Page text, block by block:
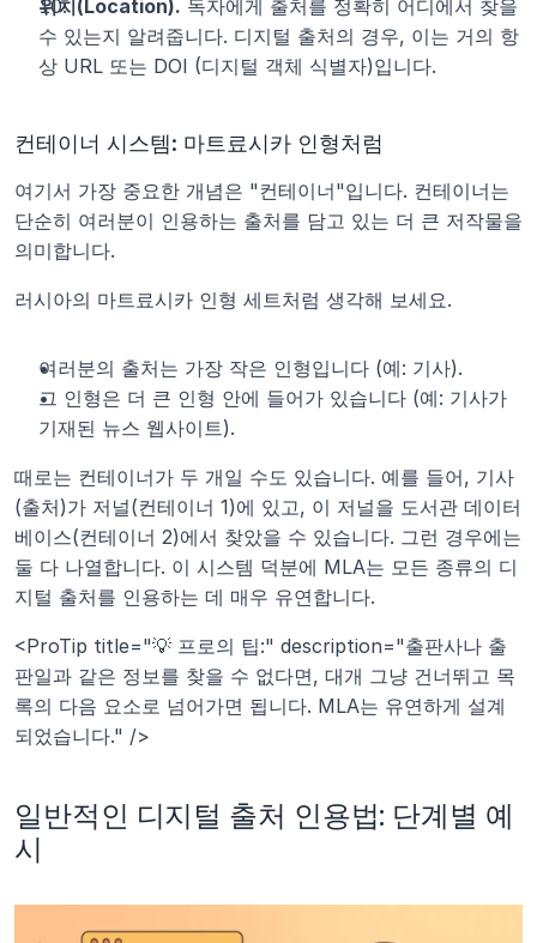
위치(Location). 독자에게 출처를 정확히 어디에서 찾을
수 있는지 알려줍니다. 디지털 출처의 경우, 이는 거의 항
상 URL 또는 DOI (디지털 객체 식별자)입니다.
컨테이너 시스템: 마트료시카 인형처럼
여기서 가장 중요한 개념은 "컨테이너"입니다. 컨테이너는
단순히 여러분이 인용하는 출처를 담고 있는 더 큰 저작물을
의미합니다.
러시아의 마트료시카 인형 세트처럼 생각해 보세요.
여러분의 출처는 가장 작은 인형입니다 (예: 기사).
그 인형은 더 큰 인형 안에 들어가 있습니다 (예: 기사가
기재된 뉴스 웹사이트).
때로는 컨테이너가 두 개일 수도 있습니다. 예를 들어, 기사
(출처)가 저널(컨테이너 1)에 있고, 이 저널을 도서관 데이터
베이스(컨테이너 2)에서 찾았을 수 있습니다. 그런 경우에는
둘 다 나열합니다. 이 시스템 덕분에 MLA는 모든 종류의 디
지털 출처를 인용하는 데 매우 유연합니다.
<ProTip title="💡 프로의 팁:" description="출판사나 출
판일과 같은 정보를 찾을 수 없다면, 대개 그냥 건너뛰고 목
록의 다음 요소로 넘어가면 됩니다. MLA는 유연하게 설계
되었습니다." />
일반적인 디지털 출처 인용법: 단계별 예
시